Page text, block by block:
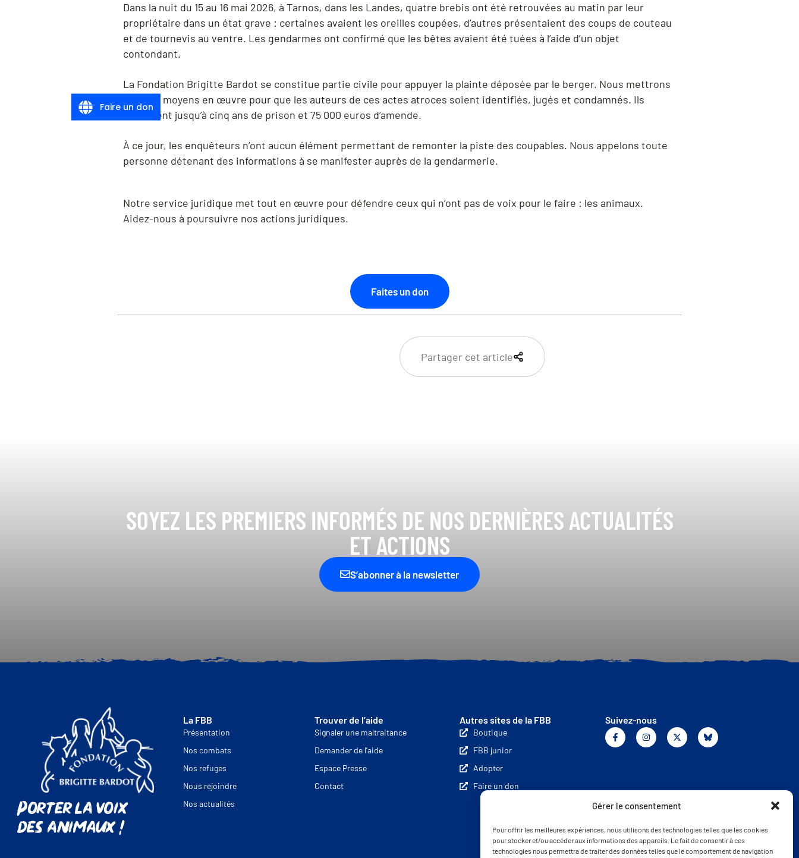
Gérer le consentement
Pour offrir les meilleures expériences, nous utilisons des technologies telles que les cookies
pour stocker et/ou accéder aux informations des appareils. Le fait de consentir à ces
technologies nous permettra de traiter des données telles que le comportement de navigation
Dans la nuit du 15 au 16 mai 2026, à Tarnos, dans les Landes, quatre brebis ont été retrouvées au matin par leur
propriétaire dans un état grave : certaines avaient les oreilles coupées, d’autres présentaient des coups de couteau
et de tournevis au ventre. Les gendarmes ont confirmé que les bêtes avaient été tuées à l’aide d’un objet
contondant.
La Fondation Brigitte Bardot se constitue partie civile pour appuyer la plainte déposée par le berger. Nous mettrons
tous les moyens en œuvre pour que les auteurs de ces actes atroces soient identifiés, jugés et condamnés. Ils
encourent jusqu’à cinq ans de prison et 75 000 euros d’amende.
À ce jour, les enquêteurs n’ont aucun élément permettant de remonter la piste des coupables. Nous appelons toute
personne détenant des informations à se manifester auprès de la gendarmerie.
Notre service juridique met tout en œuvre pour défendre ceux qui n’ont pas de voix pour le faire : les animaux.
Aidez-nous à poursuivre nos actions juridiques.
Faites un don
Partager cet article
SOYEZ LES PREMIERS INFORMÉS DE NOS DERNIÈRES ACTUALITÉS
ET ACTIONS
S’abonner à la newsletter
Porter la voix
des animaux !
La FBB
Présentation
Nos combats
Nos refuges
Nous rejoindre
Nos actualités
Trouver de l’aide
Signaler une maltraitance
Demander de l’aide
Espace Presse
Contact
Autres sites de la FBB
Boutique
FBB junior
Adopter
Faire un don
Suivez-nous
Faire un don